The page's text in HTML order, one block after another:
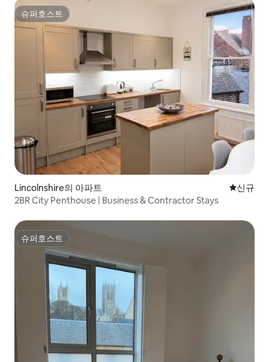
슈퍼호스트
슈퍼호스트
Lincolnshire의 아파트 신규 숙소
신규
2BR City Penthouse | Business & Contractor Stays
슈퍼호스트
슈퍼호스트